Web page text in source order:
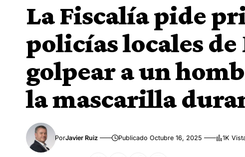
La Fiscalía pide
policías locales
golpear a un
la mascarilla
PorJavier Ruiz Publicado Octubre 16, 2025 1K